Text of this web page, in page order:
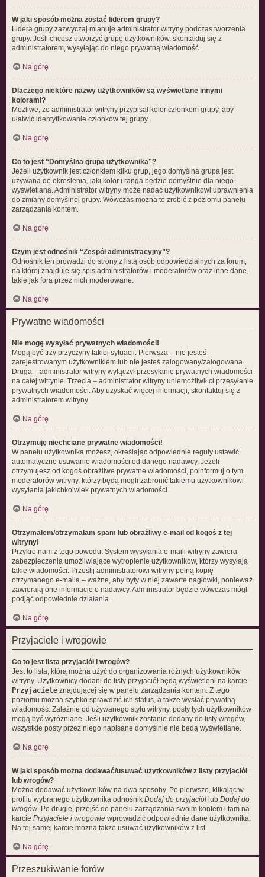
W jaki sposób można zostać liderem grupy?
Lidera grupy zazwyczaj mianuje administrator witryny podczas tworzenia
grupy. Jeśli chcesz utworzyć grupę użytkowników, skontaktuj się z
administratorem, wysyłając do niego prywatną wiadomość.
Na górę
Dlaczego niektóre nazwy użytkowników są wyświetlane innymi
kolorami?
Możliwe, że administrator witryny przypisał kolor członkom grupy, aby
ułatwić identyfikowanie członków tej grupy.
Na górę
Co to jest “Domyślna grupa użytkownika”?
Jeżeli użytkownik jest członkiem kilku grup, jego domyślna grupa jest
używana do określenia, jaki kolor i ranga będzie domyślnie dla niego
wyświetlana. Administrator witryny może nadać użytkownikowi uprawnienia
do zmiany domyślnej grupy. Wówczas można to zrobić z poziomu panelu
zarządzania kontem.
Na górę
Czym jest odnośnik “Zespół administracyjny”?
Odnośnik ten prowadzi do strony z listą osób odpowiedzialnych za forum,
na której znajduje się spis administratorów i moderatorów oraz inne dane,
takie jak fora przez nich moderowane.
Na górę
Prywatne wiadomości
Nie mogę wysyłać prywatnych wiadomości!
Mogą być trzy przyczyny takiej sytuacji. Pierwsza – nie jesteś
zarejestrowanym użytkownikiem lub nie jesteś zalogowany/zalogowana.
Druga – administrator witryny wyłączył przesyłanie prywatnych wiadomości
na całej witrynie. Trzecia – administrator witryny uniemożliwił ci przesyłanie
prywatnych wiadomości. Aby uzyskać więcej informacji, skontaktuj się z
administratorem witryny.
Na górę
Otrzymuję niechciane prywatne wiadomości!
W panelu użytkownika możesz, określając odpowiednie reguły ustawić
automatyczne usuwanie wiadomości od danego nadawcy. Jeżeli
otrzymujesz od kogoś obraźliwe prywatne wiadomości, poinformuj o tym
moderatorów witryny, którzy będą mogli zabronić takiemu użytkownikowi
wysyłania jakichkolwiek prywatnych wiadomości.
Na górę
Otrzymałem/otrzymałam spam lub obraźliwy e-mail od kogoś z tej
witryny!
Przykro nam z tego powodu. System wysyłania e-maili witryny zawiera
zabezpieczenia umożliwiające wytropienie użytkowników, którzy wysyłają
takie wiadomości. Prześlij administratorowi witryny pełną kopię
otrzymanego e-maila – ważne, aby były w niej zawarte nagłówki, ponieważ
zawierają one informacje o nadawcy. Administrator będzie wówczas mógł
podjąć odpowiednie działania.
Na górę
Przyjaciele i wrogowie
Co to jest lista przyjaciół i wrogów?
Jest to lista, którą można użyć do organizowania różnych użytkowników
witryny. Użytkownicy dodani do listy przyjaciół będą wyświetleni na karcie
Przyjaciele znajdującej się w panelu zarządzania kontem. Z tego
poziomu można szybko sprawdzić ich status, a także wysłać prywatną
wiadomość. Zależnie od używanego stylu witryny, posty tych użytkowników
mogą być wyróżniane. Jeśli użytkownik zostanie dodany do listy wrogów,
wszystkie posty przez niego napisane domyślnie nie będą wyświetlane.
Na górę
W jaki sposób można dodawać/usuwać użytkowników z listy przyjaciół
lub wrogów?
Można dodawać użytkowników na dwa sposoby. Po pierwsze, klikając w
profilu wybranego użytkownika odnośnik Dodaj do przyjaciół lub Dodaj do
wrogów. Po drugie, przejść do panelu zarządzania swoim kontem i tam na
karcie Przyjaciele i wrogowie wprowadzić odpowiednie dane użytkownika.
Na tej samej karcie można także usuwać użytkowników z list.
Na górę
Przeszukiwanie forów